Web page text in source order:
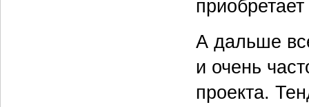
А дальше
и очень
проекта.